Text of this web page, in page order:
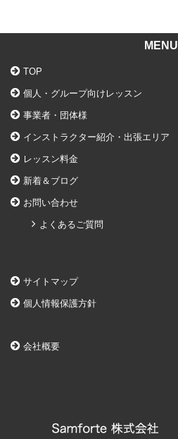
MENU
TOP
個人・グループ向けレッスン
事業者・団体様
インストラクター紹介・出張エリア
レッスン料金
新着＆ブログ
お問い合わせ
よくあるご質問
サイトマップ
個人情報保護方針
会社概要